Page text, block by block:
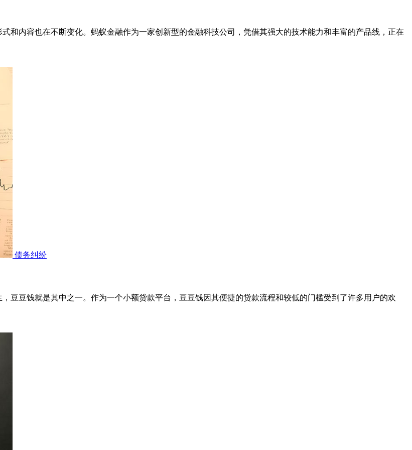
和内容也在不断变化。蚂蚁金融作为一家创新型的金融科技公司，凭借其强大的技术能力和丰富的产品线，正在
债务纠纷
豆豆钱就是其中之一。作为一个小额贷款平台，豆豆钱因其便捷的贷款流程和较低的门槛受到了许多用户的欢